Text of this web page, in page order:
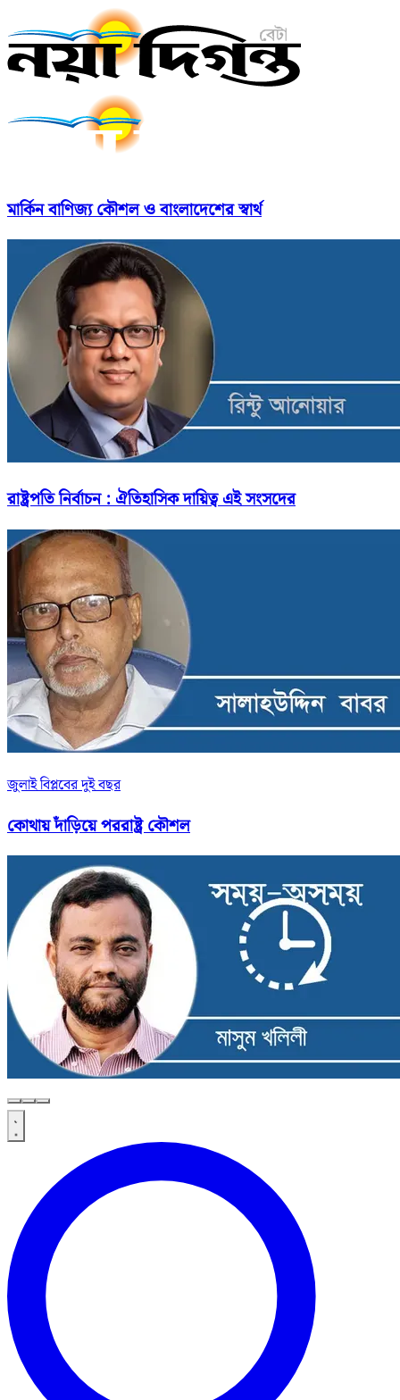
মার্কিন বাণিজ্য কৌশল ও বাংলাদেশের স্বার্থ
রাষ্ট্রপতি নির্বাচন : ঐতিহাসিক দায়িত্ব এই সংসদের
জুলাই বিপ্লবের দুই বছর
কোথায় দাঁড়িয়ে পররাষ্ট্র কৌশল